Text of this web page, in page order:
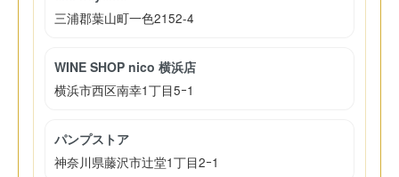
三浦郡葉山町一色2152-4
WINE SHOP nico 横浜店
横浜市西区南幸1丁目5ｰ1
パンプストア
神奈川県藤沢市辻堂1丁目2ｰ1